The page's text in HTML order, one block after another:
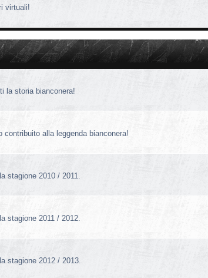
virtuali!
la storia bianconera!
alla leggenda bianconera!
stagione 2010 / 2011.
stagione 2011 / 2012.
stagione 2012 / 2013.